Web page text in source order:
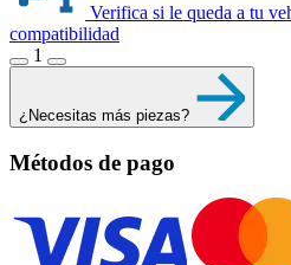
Verifica si le queda a tu
compatibilidad
1
¿Necesitas más piezas?
Métodos de pago